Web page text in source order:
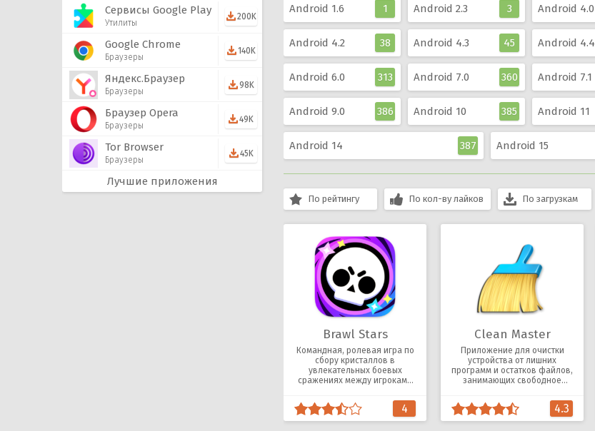
Сервисы Google Play
Утилиты
200K
Google Chrome
Браузеры
140K
Яндекс.Браузер
Браузеры
98K
Браузер Opera
Браузеры
49K
Tor Browser
Браузеры
45K
Лучшие приложения
Android 1.6 1 Android 2.3 3 Android 4.0
Android 4.2 38 Android 4.3 45 Android 4.4
Android 6.0 313 Android 7.0 360 Android 7.1
Android 9.0 386 Android 10 385 Android 11
Android 14 387 Android 15
По рейтингу По кол-ву лайков По загрузкам
Brawl Stars
Командная, ролевая игра по
сбору кристаллов в
увлекательных боевых
сражениях между игроками
4
Clean Master
Приложение для очистки
устройства от лишних
программ и остатков файлов,
занимающих свободное
4.3